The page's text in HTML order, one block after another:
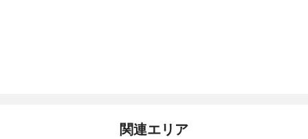
関連エリア